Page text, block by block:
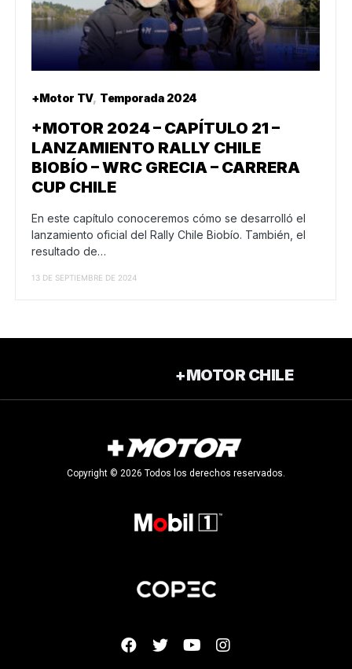
+Motor TV Temporada 2024
+MOTOR 2024 – CAPÍTULO 21 –
LANZAMIENTO RALLY CHILE
BIOBÍO – WRC GRECIA – CARRERA
CUP CHILE
En este capítulo conoceremos cómo se desarrolló el
lanzamiento oficial del Rally Chile Biobío. También, el
resultado de…
13 DE SEPTIEMBRE DE 2024
+MOTOR CHILE
Copyright © 2026 Todos los derechos reservados.